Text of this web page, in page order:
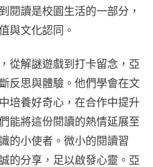
閱讀是校園生活的一部分，
與文化認同。
從解謎遊戲到打卡留念，亞
反思與體驗。他們學會在文
培養好奇心，在合作中提升
能將這份閱讀的熱情延展至
的小使者。微小的閱讀習
的分享，足以啟發心靈。亞